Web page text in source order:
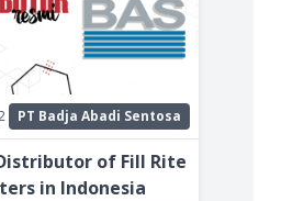
PT Badja Abadi Sentosa
of Fill Rite
in Indonesia